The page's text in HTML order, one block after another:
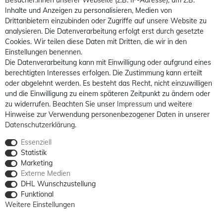
Inhalte und Anzeigen zu personalisieren, Medien von
Drittanbietern einzubinden oder Zugriffe auf unsere Website zu
analysieren. Die Datenverarbeitung erfolgt erst durch gesetzte
Cookies. Wir teilen diese Daten mit Dritten, die wir in den
Einstellungen benennen.
Die Datenverarbeitung kann mit Einwilligung oder aufgrund eines
berechtigten Interesses erfolgen. Die Zustimmung kann erteilt
oder abgelehnt werden. Es besteht das Recht, nicht einzuwilligen
und die Einwilligung zu einem späteren Zeitpunkt zu ändern oder
zu widerrufen. Beachten Sie unser Impressum und weitere
Hinweise zur Verwendung personenbezogener Daten in unserer
Daten­schutz­erklärung.
Essenziell
Statistik
Marketing
Externe Medien
DHL Wunschzustellung
Funktional
Weitere Einstellungen